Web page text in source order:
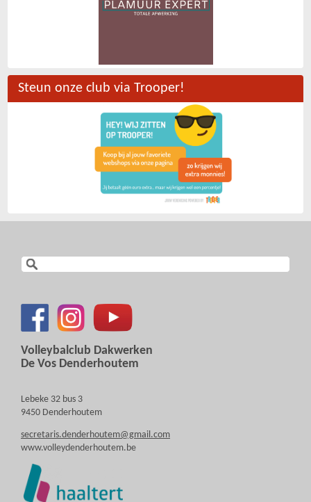
Steun onze club via Trooper!
Volleybalclub Dakwerken
De Vos Denderhoutem
Lebeke 32 bus 3
9450 Denderhoutem
secretaris.denderhoutem@gmail.com
www.volleydenderhoutem.be